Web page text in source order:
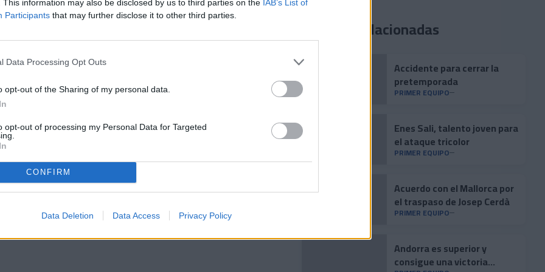
This information may also be disclosed by us to third parties on the IAB’s List of
Participants that may further disclose it to other third parties.
Data Processing Opt Outs
opt-out of the Sharing of my personal data.
opt-out of processing my Personal Data for Targeted
CONFIRM
Data Deletion Data Access Privacy Policy
su estreno en la categoría tras el histórico
principal objetivo y han certificado de
conjunto dirigido por Eder Sarabia seguirá
la segunda temporada seguida en la
una sola jornada en posiciones de
a principios de año, el Andorra
disfrutar de un curso en el que ha
más teniendo en cuenta que el club
en el fútbol profesional así como la gran
Noticias relacionadas
Accidente para cerrar la
pretemporada
PRIMER EQUIPO
Enes Sali, talento joven para
el ataque tricolor
PRIMER EQUIPO
Acuerdo con el Mallorca por
el traspaso de Josep Cerdà
PRIMER EQUIPO
Andorra es superior y
consigue una victoria